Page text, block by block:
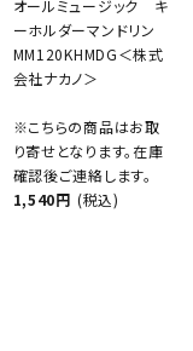
オールミュージック キ
ーホルダーマンドリン
MM120KHMDG＜株式
会社ナカノ＞
※こちらの商品はお取
り寄せとなります。在庫
確認後ご連絡します。
1,540円 (税込)